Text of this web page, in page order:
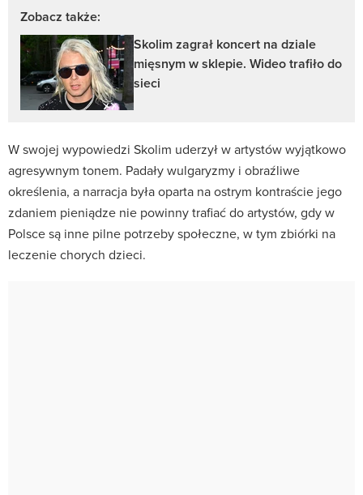
Zobacz także:
Skolim zagrał koncert na dziale
mięsnym w sklepie. Wideo trafiło do
sieci
W swojej wypowiedzi Skolim uderzył w artystów wyjątkowo
agresywnym tonem. Padały wulgaryzmy i obraźliwe
określenia, a narracja była oparta na ostrym kontraście jego
zdaniem pieniądze nie powinny trafiać do artystów, gdy w
Polsce są inne pilne potrzeby społeczne, w tym zbiórki na
leczenie chorych dzieci.